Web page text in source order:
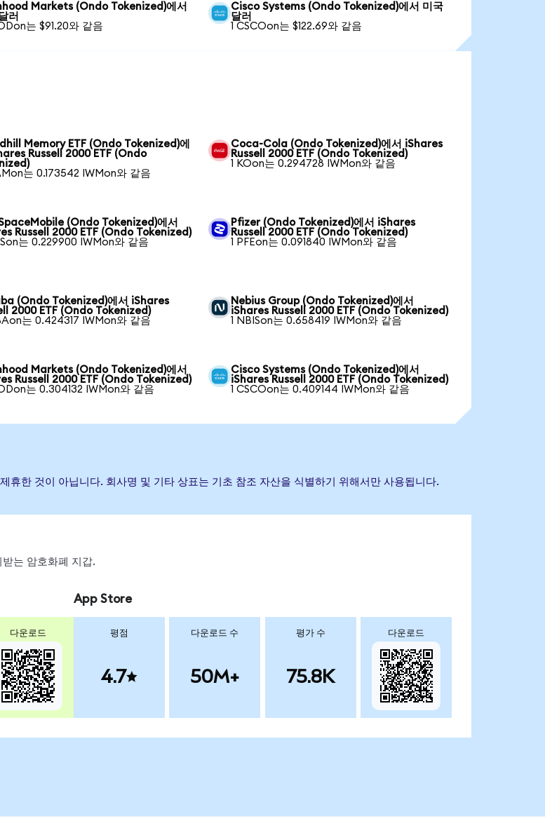
Markets (Ondo Tokenized)에서
러
는 $91.20와 같음
Cisco Systems (Ondo Tokenized)에서 미국
달러
1 CSCOon는 $122.69와 같음
Memory ETF (Ondo Tokenized)에
Russell 2000 ETF (Ondo
는 0.173542 IWMon와 같음
Coca-Cola (Ondo Tokenized)에서 iShares
Russell 2000 ETF (Ondo Tokenized)
1 KOon는 0.294728 IWMon와 같음
(Ondo Tokenized)에서
Russell 2000 ETF (Ondo Tokenized)
는 0.229900 IWMon와 같음
Pfizer (Ondo Tokenized)에서 iShares
Russell 2000 ETF (Ondo Tokenized)
1 PFEon는 0.091840 IWMon와 같음
(Ondo Tokenized)에서 iShares
2000 ETF (Ondo Tokenized)
는 0.424317 IWMon와 같음
Nebius Group (Ondo Tokenized)에서
iShares Russell 2000 ETF (Ondo Tokenized)
1 NBISon는 0.658419 IWMon와 같음
Markets (Ondo Tokenized)에서
Russell 2000 ETF (Ondo Tokenized)
는 0.304132 IWMon와 같음
Cisco Systems (Ondo Tokenized)에서
iShares Russell 2000 ETF (Ondo Tokenized)
1 CSCOon는 0.409144 IWMon와 같음
휴한 것이 아닙니다. 회사명 및 기타 상표는 기초 참조 자산을 식별하기 위해서만 사용됩니다.
는 암호화폐 지갑.
다운로드
App Store
평점
4.7
다운로드 수
50M+
평가 수
75.8K
다운로드